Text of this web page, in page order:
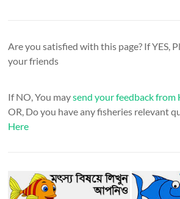
Are you satisfied with this page? If YES,
your friends
If NO, You maysend your feedback from
OR, Do you have any fisheries relevant
Here